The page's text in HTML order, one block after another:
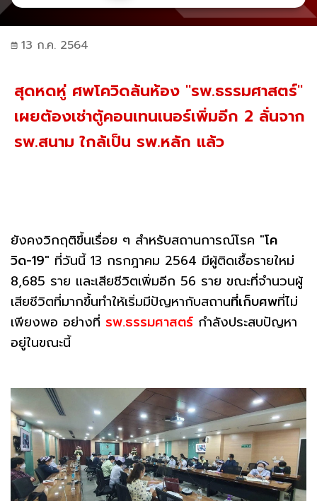
13 ก.ค. 2564
สุดหดหู่ ศพโควิดล้นห้อง "รพ.ธรรมศาสตร์"
เผยต้องเช่าตู้คอนเทนเนอร์เพิ่มอีก 2 ลั่นจาก
รพ.สนาม ใกล้เป็น รพ.หลัก แล้ว
ยังคงวิกฤติขึ้นเรื่อย ๆ สำหรับสถานการณ์โรค "โค
วิด-19" ที่วันนี้ 13 กรกฎาคม 2564 มีผู้ติดเชื้อรายใหม่
8,685 ราย และเสียชีวิตเพิ่มอีก 56 ราย ขณะที่จำนวนผู้
เสียชีวิตที่มากขึ้นทำให้เริ่มมีปัญหากับสถานที่เก็บศพที่ไม่
เพียงพอ อย่างที่ รพ.ธรรมศาสตร์ กำลังประสบปัญหา
อยู่ในขณะนี้